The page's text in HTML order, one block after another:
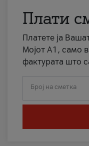
Плати
Платете ја
Мојот А1, само
фактурата што
Број на сметка